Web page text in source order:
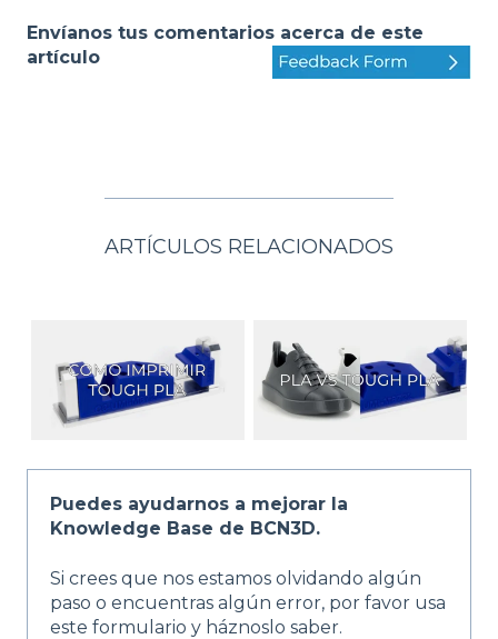
Envíanos tus comentarios acerca de este
artículo
ARTÍCULOS RELACIONADOS
Puedes ayudarnos a mejorar la
Knowledge Base de BCN3D.
Si crees que nos estamos olvidando algún
paso o encuentras algún error, por favor usa
este formulario y háznoslo saber.